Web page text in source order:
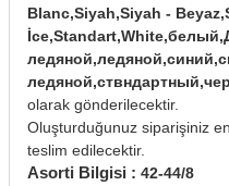
Blanc,Siyah,Siyah -
olarak gönderilecektir.
Oluşturduğunuz siparişiniz
teslim edilecektir.
Asorti Bilgisi : 42-44/8